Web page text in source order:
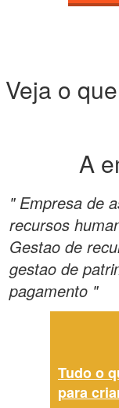
Veja o
A
" Empresa de
recursos
Gestao de
gestao de
pagamento "
Tudo o
para